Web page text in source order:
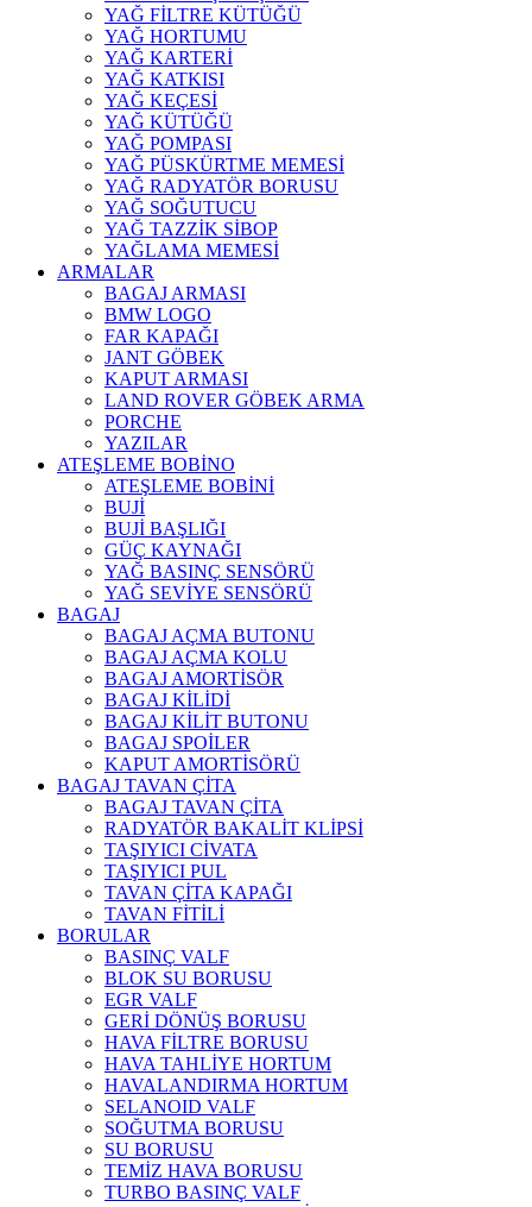
YAĞ FİLTRE KÜTÜĞÜ
YAĞ HORTUMU
YAĞ KARTERİ
YAĞ KATKISI
YAĞ KEÇESİ
YAĞ KÜTÜĞÜ
YAĞ POMPASI
YAĞ PÜSKÜRTME MEMESİ
YAĞ RADYATÖR BORUSU
YAĞ SOĞUTUCU
YAĞ TAZZİK SİBOP
YAĞLAMA MEMESİ
ARMALAR
BAGAJ ARMASI
BMW LOGO
FAR KAPAĞI
JANT GÖBEK
KAPUT ARMASI
LAND ROVER GÖBEK ARMA
PORCHE
YAZILAR
ATEŞLEME BOBİNO
ATEŞLEME BOBİNİ
BUJİ
BUJİ BAŞLIĞI
GÜÇ KAYNAĞI
YAĞ BASINÇ SENSÖRÜ
YAĞ SEVİYE SENSÖRÜ
BAGAJ
BAGAJ AÇMA BUTONU
BAGAJ AÇMA KOLU
BAGAJ AMORTİSÖR
BAGAJ KİLİDİ
BAGAJ KİLİT BUTONU
BAGAJ SPOİLER
KAPUT AMORTİSÖRÜ
BAGAJ TAVAN ÇİTA
BAGAJ TAVAN ÇİTA
RADYATÖR BAKALİT KLİPSİ
TAŞIYICI CİVATA
TAŞIYICI PUL
TAVAN ÇİTA KAPAĞI
TAVAN FİTİLİ
BORULAR
BASINÇ VALF
BLOK SU BORUSU
EGR VALF
GERİ DÖNÜŞ BORUSU
HAVA FİLTRE BORUSU
HAVA TAHLİYE HORTUM
HAVALANDIRMA HORTUM
SELANOID VALF
SOĞUTMA BORUSU
SU BORUSU
TEMİZ HAVA BORUSU
TURBO BASINÇ VALF